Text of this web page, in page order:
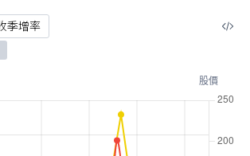
季增率